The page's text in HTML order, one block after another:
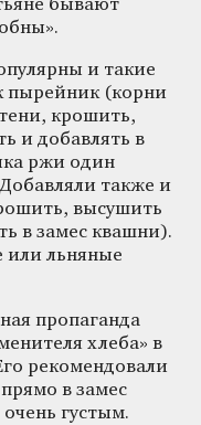
бывают
и такие
пырейник (корни
крошить,
и добавлять в
ржи один
также и
высушить
в замес квашни).
или льняные
пропаганда
хлеба» в
рекомендовали
в замес
густым.